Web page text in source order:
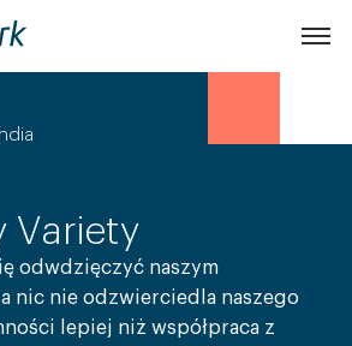
Variety
odwdzięczyć naszym
nic nie odzwierciedla naszego
lepiej niż współpraca z